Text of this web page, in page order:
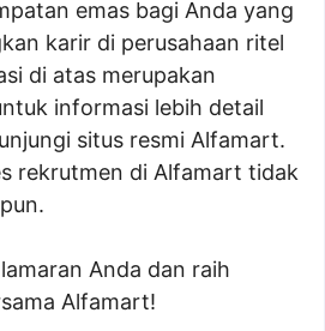
emas bagi Anda yang
karir di perusahaan ritel
di atas merupakan
informasi lebih detail
situs resmi Alfamart.
rekrutmen di Alfamart tidak
Anda dan raih
Alfamart!